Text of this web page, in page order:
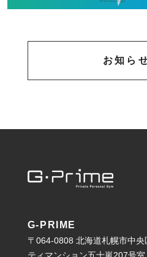
お知ら
G-PRIME
〒064-0808 北海道札幌市中
ティマンション五十嵐207号室